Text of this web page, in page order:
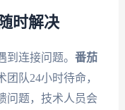
时解决
连接问题。 番茄
队24小时待命，
问题，技术人员会